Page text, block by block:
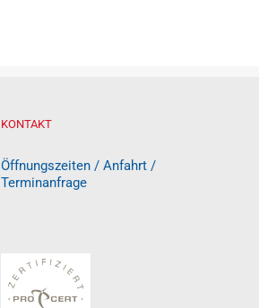
KONTAKT
Öffnungszeiten / Anfahrt /
Terminanfrage